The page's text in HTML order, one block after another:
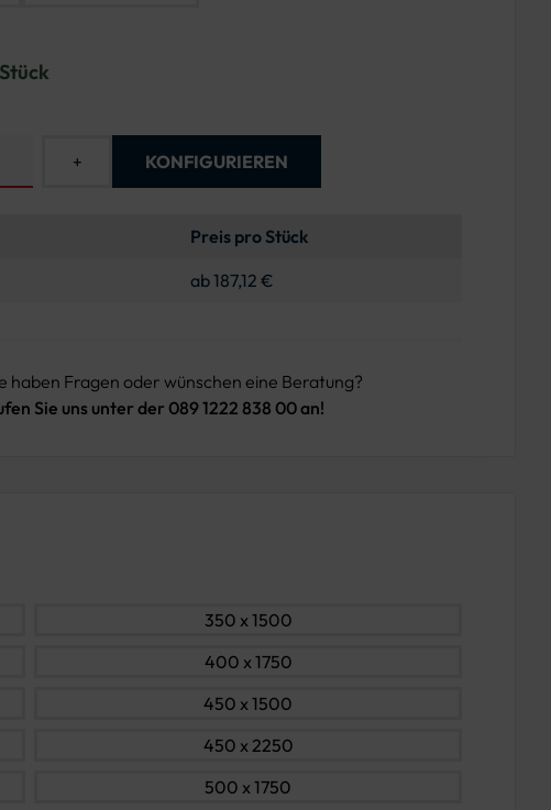
+ KONFIGURIEREN
Preis pro Stück
ab 187,12 €
haben Fragen oder wünschen eine Beratung?
Sie uns unter der 089 1222 838 00 an!
350 x 1500
400 x 1750
450 x 1500
450 x 2250
500 x 1750